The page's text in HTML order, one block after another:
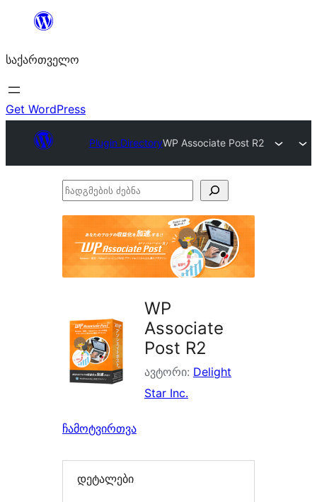
შიგთავსზე
საქართველო
Get WordPress
Plugin DirectoryWP Associate Post R2
ჩადგმების
WP
Associate
Post R2
ავტორი: Delight
Star Inc.
ჩამოტვირთვა
დეტალები